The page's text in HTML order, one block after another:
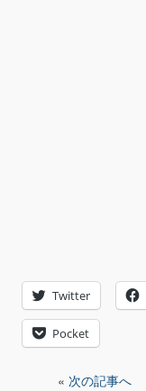
Twitter
Pocket
« 次の記事へ